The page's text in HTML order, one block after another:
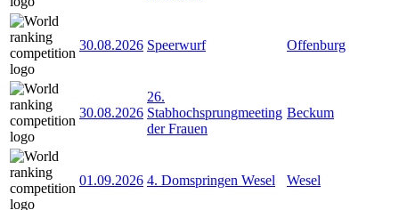
30.08.2026 Speerwurf Offenburg
30.08.2026
26.
Stabhochsprungmeeting
der Frauen
Beckum
01.09.2026 4. Domspringen Wesel Wesel